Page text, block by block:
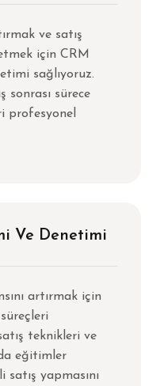
ve satış
için CRM
sağlıyoruz.
sonrası sürece
profesyonel
Ve Denetimi
artırmak için
teknikleri ve
eğitimler
yapmasını